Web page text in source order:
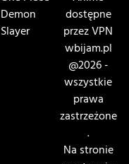
Demon
Slayer
dostępne
przez VPN
wbijam.pl
@2026 -
wszystkie
prawa
zastrzeżone
.
Na stronie